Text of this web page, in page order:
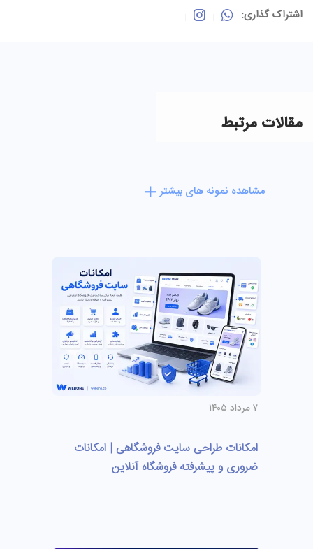
اشتراک گذاری:
مقالات مرتبط
مشاهده نمونه های بیشتر
۷ مرداد ۱۴۰۵
امکانات طراحی سایت فروشگاهی | امکانات
ضروری و پیشرفته فروشگاه آنلاین